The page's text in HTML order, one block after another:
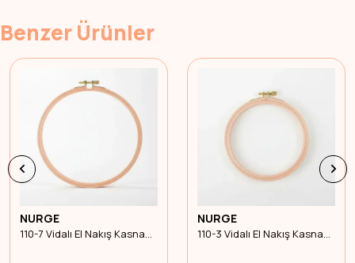
Benzer Ürünler
NURGE
110-7 Vidalı El Nakış Kasnağı 16 mm 28 cm
NURGE
110-3 Vidalı El Nakış Kasnağı 16 mm 16 cm